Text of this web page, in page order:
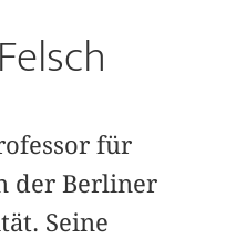
für
der Berliner
Seine